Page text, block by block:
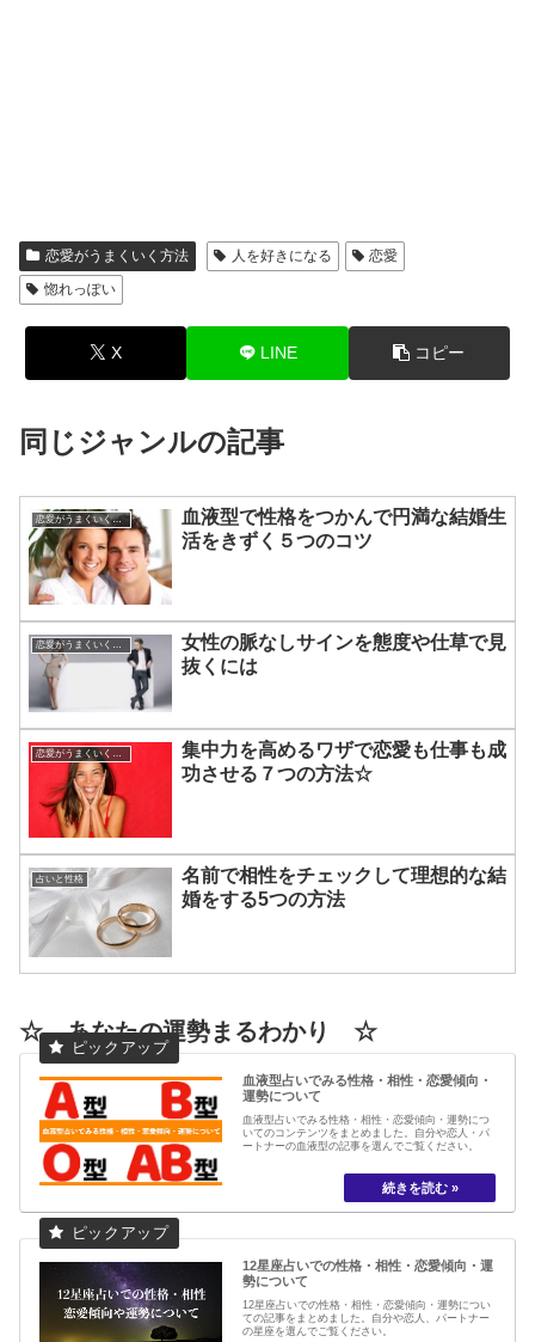
恋愛がうまくいく方法 人を好きになる
恋愛
惚れっぽい
X LINE コピー
同じジャンルの記事
恋愛がうまくいく方法
血液型で性格をつかんで円満な結婚生
活をきずく５つのコツ
恋愛がうまくいく方法
女性の脈なしサインを態度や仕草で見
抜くには
集中力を高めるワザで恋愛も仕事も成
功させる７つの方法☆
占いと性格
名前で相性をチェックして理想的な結
婚をする5つの方法
☆ あなたの運勢まるわかり ☆
血液型占いでみる性格・相性・恋愛傾向・
運勢について
血液型占いでみる性格・相性・恋愛傾向・運勢につ
いてのコンテンツをまとめました。自分や恋人・パ
ートナーの血液型の記事を選んでご覧ください。
12星座占いでの性格・相性・恋愛傾向・運
勢について
12星座占いでの性格・相性・恋愛傾向・運勢につい
ての記事をまとめました。自分や恋人、パートナー
の星座を選んでご覧ください。